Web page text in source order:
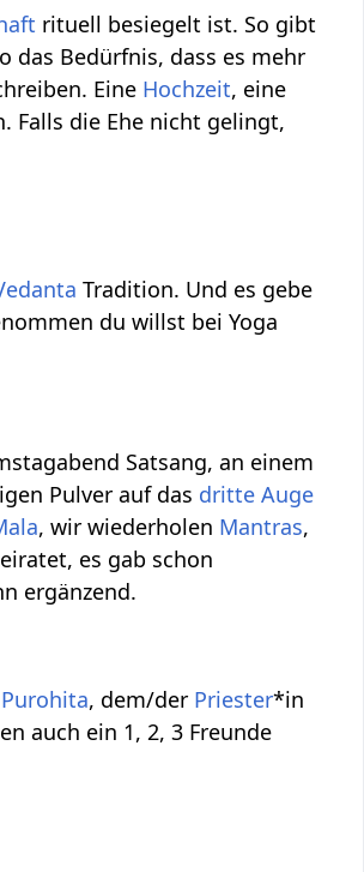
rituell besiegelt ist. So gibt
das Bedürfnis, dass es mehr
Eine Hochzeit, eine
Falls die Ehe nicht gelingt,
Tradition. Und es gebe
du willst bei Yoga
Satsang, an einem
Pulver auf das dritte Auge
, wir wiederholen Mantras,
es gab schon
ergänzend.
Purohita, dem/der Priester*in
auch ein 1, 2, 3 Freunde